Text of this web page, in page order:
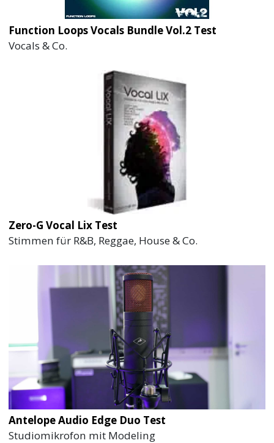
Function Loops Vocals Bundle Vol.2 Test
Vocals & Co.
Zero-G Vocal Lix Test
Stimmen für R&B, Reggae, House & Co.
Antelope Audio Edge Duo Test
Studiomikrofon mit Modeling